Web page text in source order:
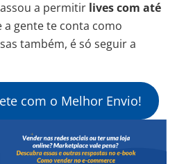
a permitir lives com até
a gente te conta como
também, é só seguir a
com o Melhor Envio!